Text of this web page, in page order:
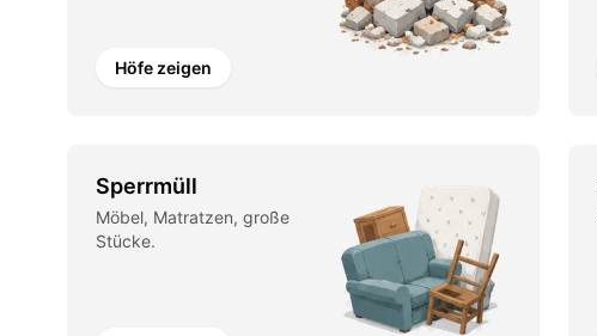
Höfe zeigen
Sperrmüll
Möbel, Matratzen, große
Stücke.